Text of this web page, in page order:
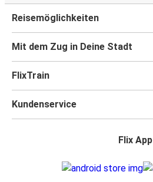
Reisemöglichkeiten
Mit dem Zug in Deine Stadt
FlixTrain
Kundenservice
Flix App